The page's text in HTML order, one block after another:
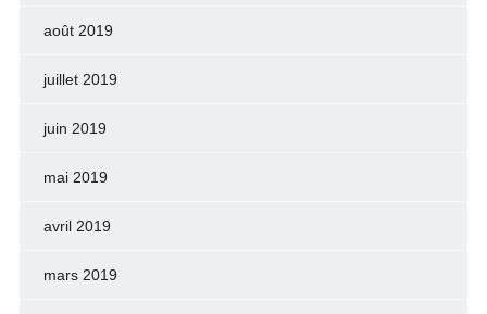
août 2019
juillet 2019
juin 2019
mai 2019
avril 2019
mars 2019